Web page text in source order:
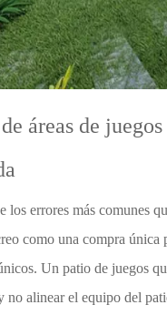
áreas de
los errores más comunes
como una compra única
Un patio de juegos
no alinear el equipo del